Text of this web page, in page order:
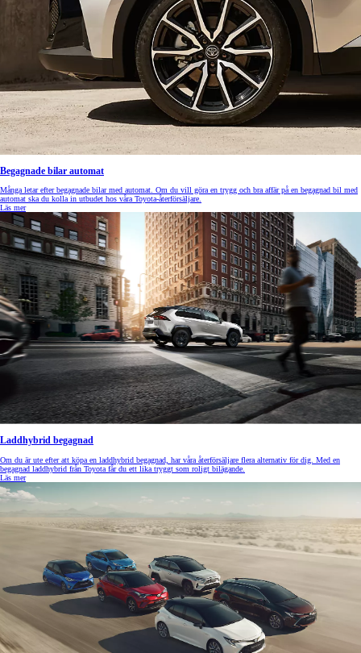
Begagnade bilar automat
Många letar efter begagnade bilar med automat. Om du vill göra en trygg och bra affär på en begagnad bil med
automat ska du kolla in utbudet hos våra Toyota-återförsäljare.
Läs mer
Laddhybrid begagnad
Om du är ute efter att köpa en laddhybrid begagnad, har våra återförsäljare flera alternativ för dig. Med en
begagnad laddhybrid från Toyota får du ett lika tryggt som roligt bilägande.
Läs mer